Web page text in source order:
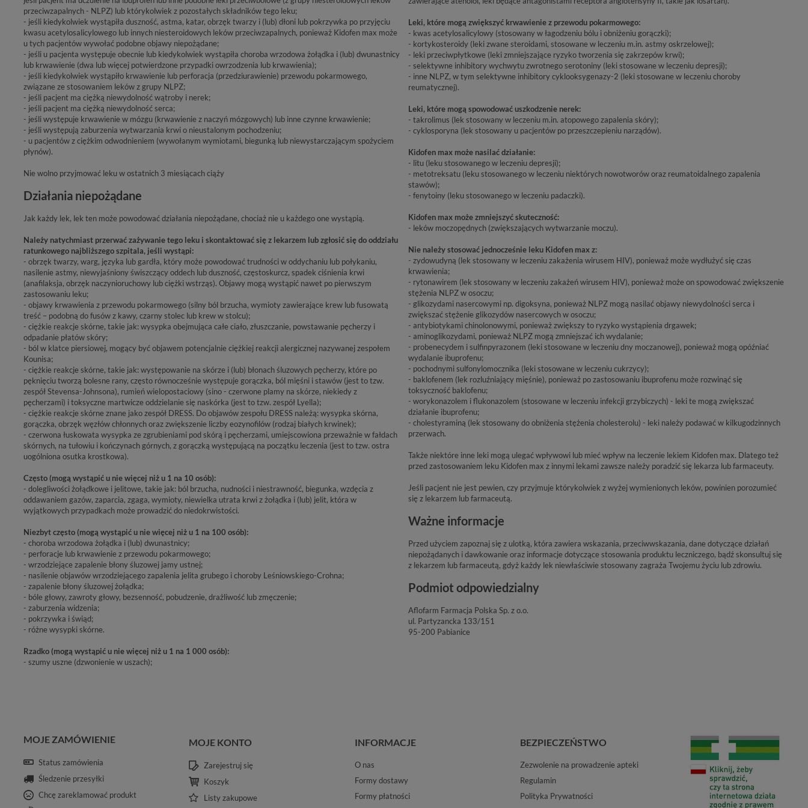
przeciwzapalnych - NLPZ) lub którykolwiek z pozostałych składników tego leku;
- jeśli kiedykolwiek wystąpiła duszność, astma, katar, obrzęk twarzy i (lub) dłoni lub pokrzywka po przyjęciu
kwasu acetylosalicylowego lub innych niesteroidowych leków przeciwzapalnych, ponieważ Kidofen max może
u tych pacjentów wywołać podobne objawy niepożądane;
- jeśli u pacjenta występuje obecnie lub kiedykolwiek wystąpiła choroba wrzodowa żołądka i (lub) dwunastnicy
lub krwawienie (dwa lub więcej potwierdzone przypadki owrzodzenia lub krwawienia);
- jeśli kiedykolwiek wystąpiło krwawienie lub perforacja (przedziurawienie) przewodu pokarmowego,
związane ze stosowaniem leków z grupy NLPZ;
- jeśli pacjent ma ciężką niewydolność wątroby i nerek;
- jeśli pacjent ma ciężką niewydolność serca;
- jeśli występuje krwawienie w mózgu (krwawienie z naczyń mózgowych) lub inne czynne krwawienie;
- jeśli występują zaburzenia wytwarzania krwi o nieustalonym pochodzeniu;
- u pacjentów z ciężkim odwodnieniem (wywołanym wymiotami, biegunką lub niewystarczającym spożyciem
płynów).
Nie wolno przyjmować leku w ostatnich 3 miesiącach ciąży
Działania niepożądane
Jak każdy lek, lek ten może powodować działania niepożądane, chociaż nie u każdego one wystąpią.
Należy natychmiast przerwać zażywanie tego leku i skontaktować się z lekarzem lub zgłosić się do oddziału
ratunkowego najbliższego szpitala, jeśli wystąpi:
- obrzęk twarzy, warg, języka lub gardła, który może powodować trudności w oddychaniu lub połykaniu,
nasilenie astmy, niewyjaśniony świszczący oddech lub duszność, częstoskurcz, spadek ciśnienia krwi
(anafilaksja, obrzęk naczynioruchowy lub ciężki wstrząs). Objawy mogą wystąpić nawet po pierwszym
zastosowaniu leku;
- objawy krwawienia z przewodu pokarmowego (silny ból brzucha, wymioty zawierające krew lub fusowatą
treść – podobną do fusów z kawy, czarny stolec lub krew w stolcu);
- ciężkie reakcje skórne, takie jak: wysypka obejmująca całe ciało, złuszczanie, powstawanie pęcherzy i
odpadanie płatów skóry;
- ból w klatce piersiowej, mogący być objawem potencjalnie ciężkiej reakcji alergicznej nazywanej zespołem
Kounisa;
- ciężkie reakcje skórne, takie jak: występowanie na skórze i (lub) błonach śluzowych pęcherzy, które po
pęknięciu tworzą bolesne rany, często równocześnie występuje gorączka, ból mięśni i stawów (jest to tzw.
zespół Stevensa-Johnsona), rumień wielopostaciowy (sino - czerwone plamy na skórze, niekiedy z
pęcherzami) i toksyczne martwicze oddzielanie się naskórka (jest to tzw. zespół Lyella);
- ciężkie reakcje skórne znane jako zespół DRESS. Do objawów zespołu DRESS należą: wysypka skórna,
gorączka, obrzęk węzłów chłonnych oraz zwiększenie liczby eozynofilów (rodzaj białych krwinek);
- czerwona łuskowata wysypka ze zgrubieniami pod skórą i pęcherzami, umiejscowiona przeważnie w fałdach
skórnych, na tułowiu i kończynach górnych, z gorączką występującą na początku leczenia (jest to tzw. ostra
uogólniona osutka krostkowa).
Często (mogą wystąpić u nie więcej niż u 1 na 10 osób):
- dolegliwości żołądkowe i jelitowe, takie jak: ból brzucha, nudności i niestrawność, biegunka, wzdęcia z
oddawaniem gazów, zaparcia, zgaga, wymioty, niewielka utrata krwi z żołądka i (lub) jelit, która w
wyjątkowych przypadkach może prowadzić do niedokrwistości.
Niezbyt często (mogą wystąpić u nie więcej niż u 1 na 100 osób):
- choroba wrzodowa żołądka i (lub) dwunastnicy;
- perforacje lub krwawienie z przewodu pokarmowego;
- wrzodziejące zapalenie błony śluzowej jamy ustnej;
- nasilenie objawów wrzodziejącego zapalenia jelita grubego i choroby Leśniowskiego-Crohna;
- zapalenie błony śluzowej żołądka;
- bóle głowy, zawroty głowy, bezsenność, pobudzenie, drażliwość lub zmęczenie;
- zaburzenia widzenia;
- pokrzywka i świąd;
- różne wysypki skórne.
Rzadko (mogą wystąpić u nie więcej niż u 1 na 1 000 osób):
- szumy uszne (dzwonienie w uszach);
Leki, które mogą zwiększyć krwawienie z przewodu pokarmowego:
- kwas acetylosalicylowy (stosowany w łagodzeniu bólu i obniżeniu gorączki);
- kortykosteroidy (leki zwane steroidami, stosowane w leczeniu m.in. astmy oskrzelowej);
- leki przeciwpłytkowe (leki zmniejszające ryzyko tworzenia się zakrzepów krwi);
- selektywne inhibitory wychwytu zwrotnego serotoniny (leki stosowane w leczeniu depresji);
- inne NLPZ, w tym selektywne inhibitory cyklooksygenazy-2 (leki stosowane w leczeniu choroby
reumatycznej).
Leki, które mogą spowodować uszkodzenie nerek:
- takrolimus (lek stosowany w leczeniu m.in. atopowego zapalenia skóry);
- cyklosporyna (lek stosowany u pacjentów po przeszczepieniu narządów).
Kidofen max może nasilać działanie:
- litu (leku stosowanego w leczeniu depresji);
- metotreksatu (leku stosowanego w leczeniu niektórych nowotworów oraz reumatoidalnego zapalenia
stawów);
- fenytoiny (leku stosowanego w leczeniu padaczki).
Kidofen max może zmniejszyć skuteczność:
- leków moczopędnych (zwiększających wytwarzanie moczu).
Nie należy stosować jednocześnie leku Kidofen max z:
- zydowudyną (lek stosowany w leczeniu zakażenia wirusem HIV), ponieważ może wydłużyć się czas
krwawienia;
- rytonawirem (lek stosowany w leczeniu zakażeń wirusem HIV), ponieważ może on spowodować zwiększenie
stężenia NLPZ w osoczu;
- glikozydami nasercowymi np. digoksyna, ponieważ NLPZ mogą nasilać objawy niewydolności serca i
zwiększać stężenie glikozydów nasercowych w osoczu;
- antybiotykami chinolonowymi, ponieważ zwiększy to ryzyko wystąpienia drgawek;
- aminoglikozydami, ponieważ NLPZ mogą zmniejszać ich wydalanie;
- probenecydem i sulfinpyrazonem (leki stosowane w leczeniu dny moczanowej), ponieważ mogą opóźniać
wydalanie ibuprofenu;
- pochodnymi sulfonylomocznika (leki stosowane w leczeniu cukrzycy);
- baklofenem (lek rozluźniający mięśnie), ponieważ po zastosowaniu ibuprofenu może rozwinąć się
toksyczność baklofenu;
- worykonazolem i flukonazolem (stosowane w leczeniu infekcji grzybiczych) - leki te mogą zwiększać
działanie ibuprofenu;
- cholestyraminą (lek stosowany do obniżenia stężenia cholesterolu) - leki należy podawać w kilkugodzinnych
przerwach.
Także niektóre inne leki mogą ulegać wpływowi lub mieć wpływ na leczenie lekiem Kidofen max. Dlatego też
przed zastosowaniem leku Kidofen max z innymi lekami zawsze należy poradzić się lekarza lub farmaceuty.
Jeśli pacjent nie jest pewien, czy przyjmuje którykolwiek z wyżej wymienionych leków, powinien porozumieć
się z lekarzem lub farmaceutą.
Ważne informacje
Przed użyciem zapoznaj się z ulotką, która zawiera wskazania, przeciwwskazania, dane dotyczące działań
niepożądanych i dawkowanie oraz informacje dotyczące stosowania produktu leczniczego, bądź skonsultuj się
z lekarzem lub farmaceutą, gdyż każdy lek niewłaściwie stosowany zagraża Twojemu życiu lub zdrowiu.
Podmiot odpowiedzialny
Aflofarm Farmacja Polska Sp. z o.o.
ul. Partyzancka 133/151
95-200 Pabianice
MOJE ZAMÓWIENIE
Status zamówienia
Śledzenie przesyłki
Chcę zareklamować produkt
MOJE KONTO
Zarejestruj się
Koszyk
Listy zakupowe
INFORMACJE
O nas
Formy dostawy
Formy płatności
BEZPIECZEŃSTWO
Zezwolenie na prowadzenie apteki
Regulamin
Polityka Prywatności